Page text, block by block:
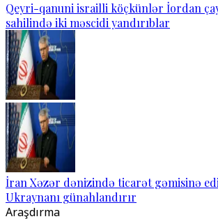
Qeyri-qanuni israilli köçkünlər İordan
sahilində iki məscidi yandırıblar
İran Xəzər dənizində ticarət gəmisinə
Ukraynanı günahlandırır
Araşdırma